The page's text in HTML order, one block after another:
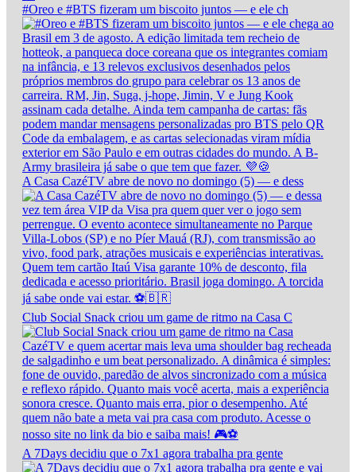
#Oreo e #BTS fizeram um biscoito juntos — e ele ch
A Casa CazéTV abre de novo no domingo (5) — e dess
Club Social Snack criou um game de ritmo na Casa C
A 7Days decidiu que o 7x1 agora trabalha pra gente